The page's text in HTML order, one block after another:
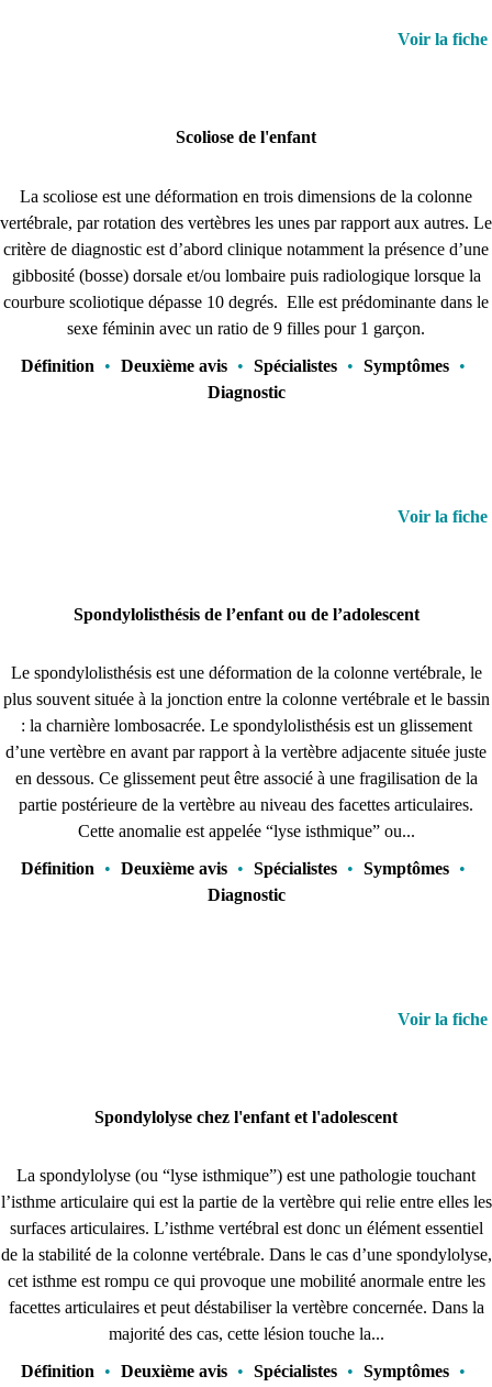
Voir la fiche
Scoliose de l'enfant
La scoliose est une déformation en trois dimensions de la colonne
vertébrale, par rotation des vertèbres les unes par rapport aux autres. Le
critère de diagnostic est d’abord clinique notamment la présence d’une
gibbosité (bosse) dorsale et/ou lombaire puis radiologique lorsque la
courbure scoliotique dépasse 10 degrés. Elle est prédominante dans le
sexe féminin avec un ratio de 9 filles pour 1 garçon.
Définition
• Deuxième avis • Spécialistes • Symptômes •
Diagnostic
Voir la fiche
Spondylolisthésis de l’enfant ou de l’adolescent
Le spondylolisthésis est une déformation de la colonne vertébrale, le
plus souvent située à la jonction entre la colonne vertébrale et le bassin
: la charnière lombosacrée. Le spondylolisthésis est un glissement
d’une vertèbre en avant par rapport à la vertèbre adjacente située juste
en dessous. Ce glissement peut être associé à une fragilisation de la
partie postérieure de la vertèbre au niveau des facettes articulaires.
Cette anomalie est appelée “lyse isthmique” ou...
Définition
• Deuxième avis • Spécialistes • Symptômes •
Diagnostic
Voir la fiche
Spondylolyse chez l'enfant et l'adolescent
La spondylolyse (ou “lyse isthmique”) est une pathologie touchant
l’isthme articulaire qui est la partie de la vertèbre qui relie entre elles les
surfaces articulaires. L’isthme vertébral est donc un élément essentiel
de la stabilité de la colonne vertébrale. Dans le cas d’une spondylolyse,
cet isthme est rompu ce qui provoque une mobilité anormale entre les
facettes articulaires et peut déstabiliser la vertèbre concernée. Dans la
majorité des cas, cette lésion touche la...
Définition
• Deuxième avis • Spécialistes • Symptômes •